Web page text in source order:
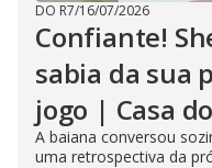
DO R7/16/07/2026
Confiante!
sabia da sua
jogo | Casa
A baiana conversou
uma retrospectiva da